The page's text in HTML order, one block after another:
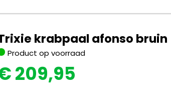
krabpaal afonso bruin
Product op voorraad
209,95